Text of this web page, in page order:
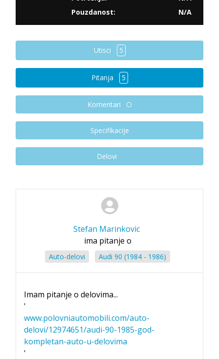
Pouzdanost:
N/A
Utisci 5
Pitanja 5
Komentari
Specifikacije
Delovi
Stefan Marinkovic
ima pitanje o
Auto-delovi Audi 90 (1984 - 1986)
Imam pitanje o delovima...
'
www.polovniautomobili.com/auto-
delovi/12974651/audi-90-1985-god-
kompletan-auto-u-delovima
'